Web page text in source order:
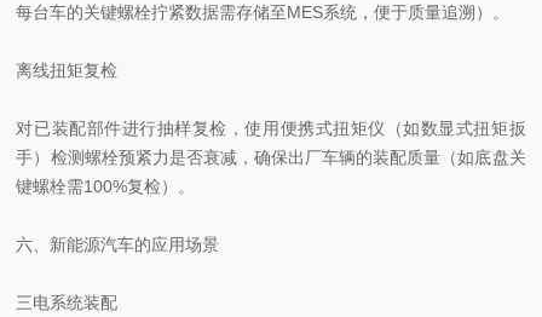
每台车的关键螺栓拧紧数据需存储至MES系统，便于质量追溯）。
离线扭矩复检
对已装配部件进行抽样复检，使用便携式扭矩仪（如数显式扭矩扳
手）检测螺栓预紧力是否衰减，确保出厂车辆的装配质量（如底盘关
键螺栓需100%复检）。
六、新能源汽车的应用场景
三电系统装配